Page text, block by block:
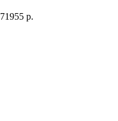
71955 р.